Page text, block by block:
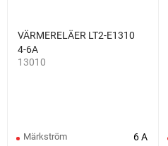
VÄRMERELÄER LT2-E1310
4-6A
13010
Märkström 6 A